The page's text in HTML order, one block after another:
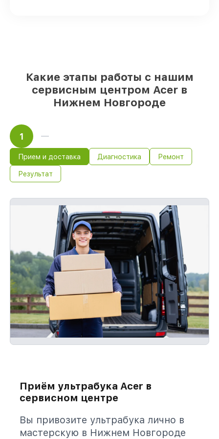
Какие этапы работы с нашим
сервисным центром Acer в
Нижнем Новгороде
1
Прием и доставка Диагностика Ремонт
Результат
Приём ультрабука Acer в
сервисном центре
Вы привозите ультрабука лично в
мастерскую в Нижнем Новгороде